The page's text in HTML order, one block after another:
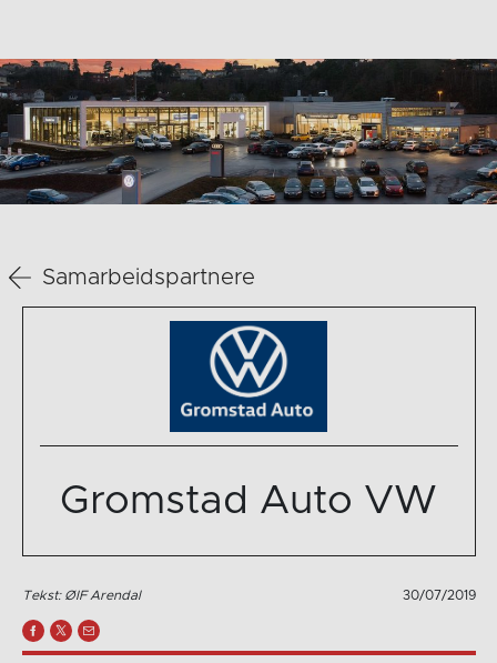
Samarbeidspartnere
Gromstad Auto VW
Tekst: ØIF Arendal 30/07/2019